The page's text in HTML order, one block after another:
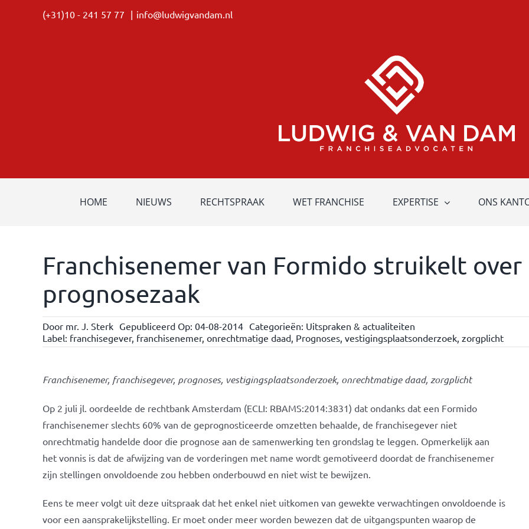
(+31)10 - 241 57 77 | info@ludwigvandam.nl
HOME NIEUWS RECHTSPRAAK WET FRANCHISE EXPERTISE ONS
Franchisenemer van Formido struikelt
prognosezaak
Door mr. J. Sterk Gepubliceerd Op: 04-08-2014 Categorieën: Uitspraken & actualiteiten
Label: franchisegever, franchisenemer, onrechtmatige daad, Prognoses, vestigingsplaatsonderzoek, zorgplicht
Franchisenemer, franchisegever, prognoses, vestigingsplaatsonderzoek, onrechtmatige daad, zorgplicht
Op 2 juli jl. oordeelde de rechtbank Amsterdam (ECLI: RBAMS:2014:3831) dat ondanks dat een Formido
franchisenemer slechts 60% van de geprognosticeerde omzetten behaalde, de franchisegever niet
onrechtmatig handelde door die prognose aan de samenwerking ten grondslag te leggen. Opmerkelijk aan
het vonnis is dat de afwijzing van de vorderingen met name wordt gemotiveerd doordat de franchisenemer
zijn stellingen onvoldoende zou hebben onderbouwd en niet wist te bewijzen.
Eens te meer volgt uit deze uitspraak dat het enkel niet uitkomen van gewekte verwachtingen onvoldoende is
voor een aansprakelijkstelling. Er moet onder meer worden bewezen dat de uitgangspunten waarop de